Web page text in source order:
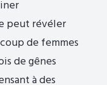
peut révéler
de femmes
de gênes
à des